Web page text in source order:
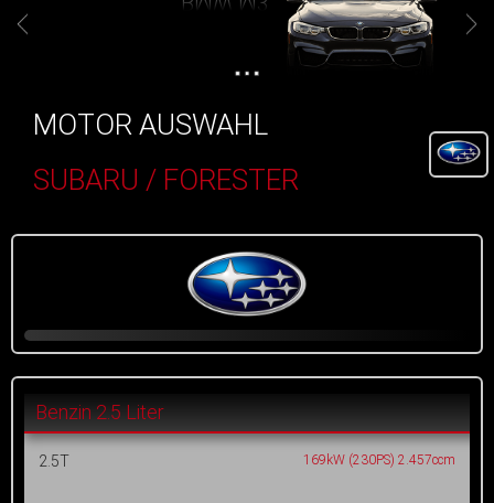
MOTOR AUSWAHL
SUBARU / FORESTER
Benzin 2.5 Liter
2.5T 169kW (230PS) 2.457ccm